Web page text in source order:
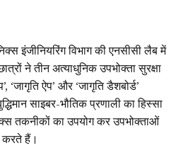
इंजीनियरिंग विभाग की एनसीसी लैब में
ने तीन अत्याधुनिक उपभोक्ता सुरक्षा
‘जागृति ऐप’ और ‘जागृति डैशबोर्ड’
साइबर-भौतिक प्रणाली का हिस्सा
तकनीकों का उपयोग कर उपभोक्ताओं
करते हैं।